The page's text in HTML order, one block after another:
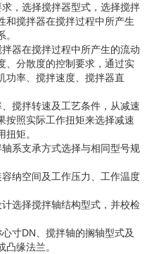
，选择搅拌器型式，选择搅拌
和搅拌器在搅拌过程中所产生
器在搅拌过程中所产生的流动
、分散度的控制要求，通过实
功率、搅拌速度、搅拌器直
搅拌转速及工艺条件，从减速
按照实际工作扭矩来选择减速
矩。
系支承方式选择与相同型号规
纳空间及工作压力、工作温度
选择搅拌轴结构型式，并校检
寸DN、搅拌轴的搁轴型式及
缘法兰。